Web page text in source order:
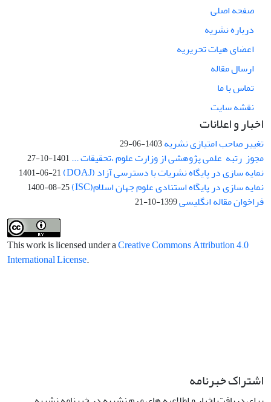
صفحه اصلی
درباره نشریه
اعضای هیات تحریریه
ارسال مقاله
تماس با ما
نقشه سایت
اخبار و اعلانات
تغییر صاحب امتیازی نشریه1403-06-29
مجوز رتبه علمی پژوهشی از وزارت علوم ،تحقیقات ...1401-10-27
نمایه سازی در پایگاه نشریات با دسترسی آزاد (DOAJ) 1401-06-21
نمایه سازی در پایگاه استنادی علوم جهان اسلام(ISC) 1400-08-25
فراخوان مقاله انگلیسی1399-10-21
This work is licensed under aCreative Commons Attribution 4.0
International License.
اشتراک خبرنامه